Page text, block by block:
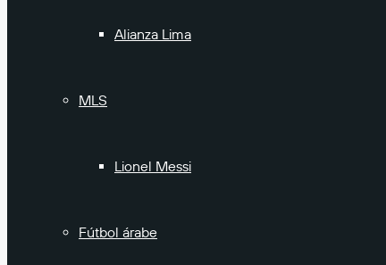
Alianza Lima
MLS
Lionel Messi
Fútbol árabe